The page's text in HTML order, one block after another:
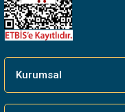
Kurumsal